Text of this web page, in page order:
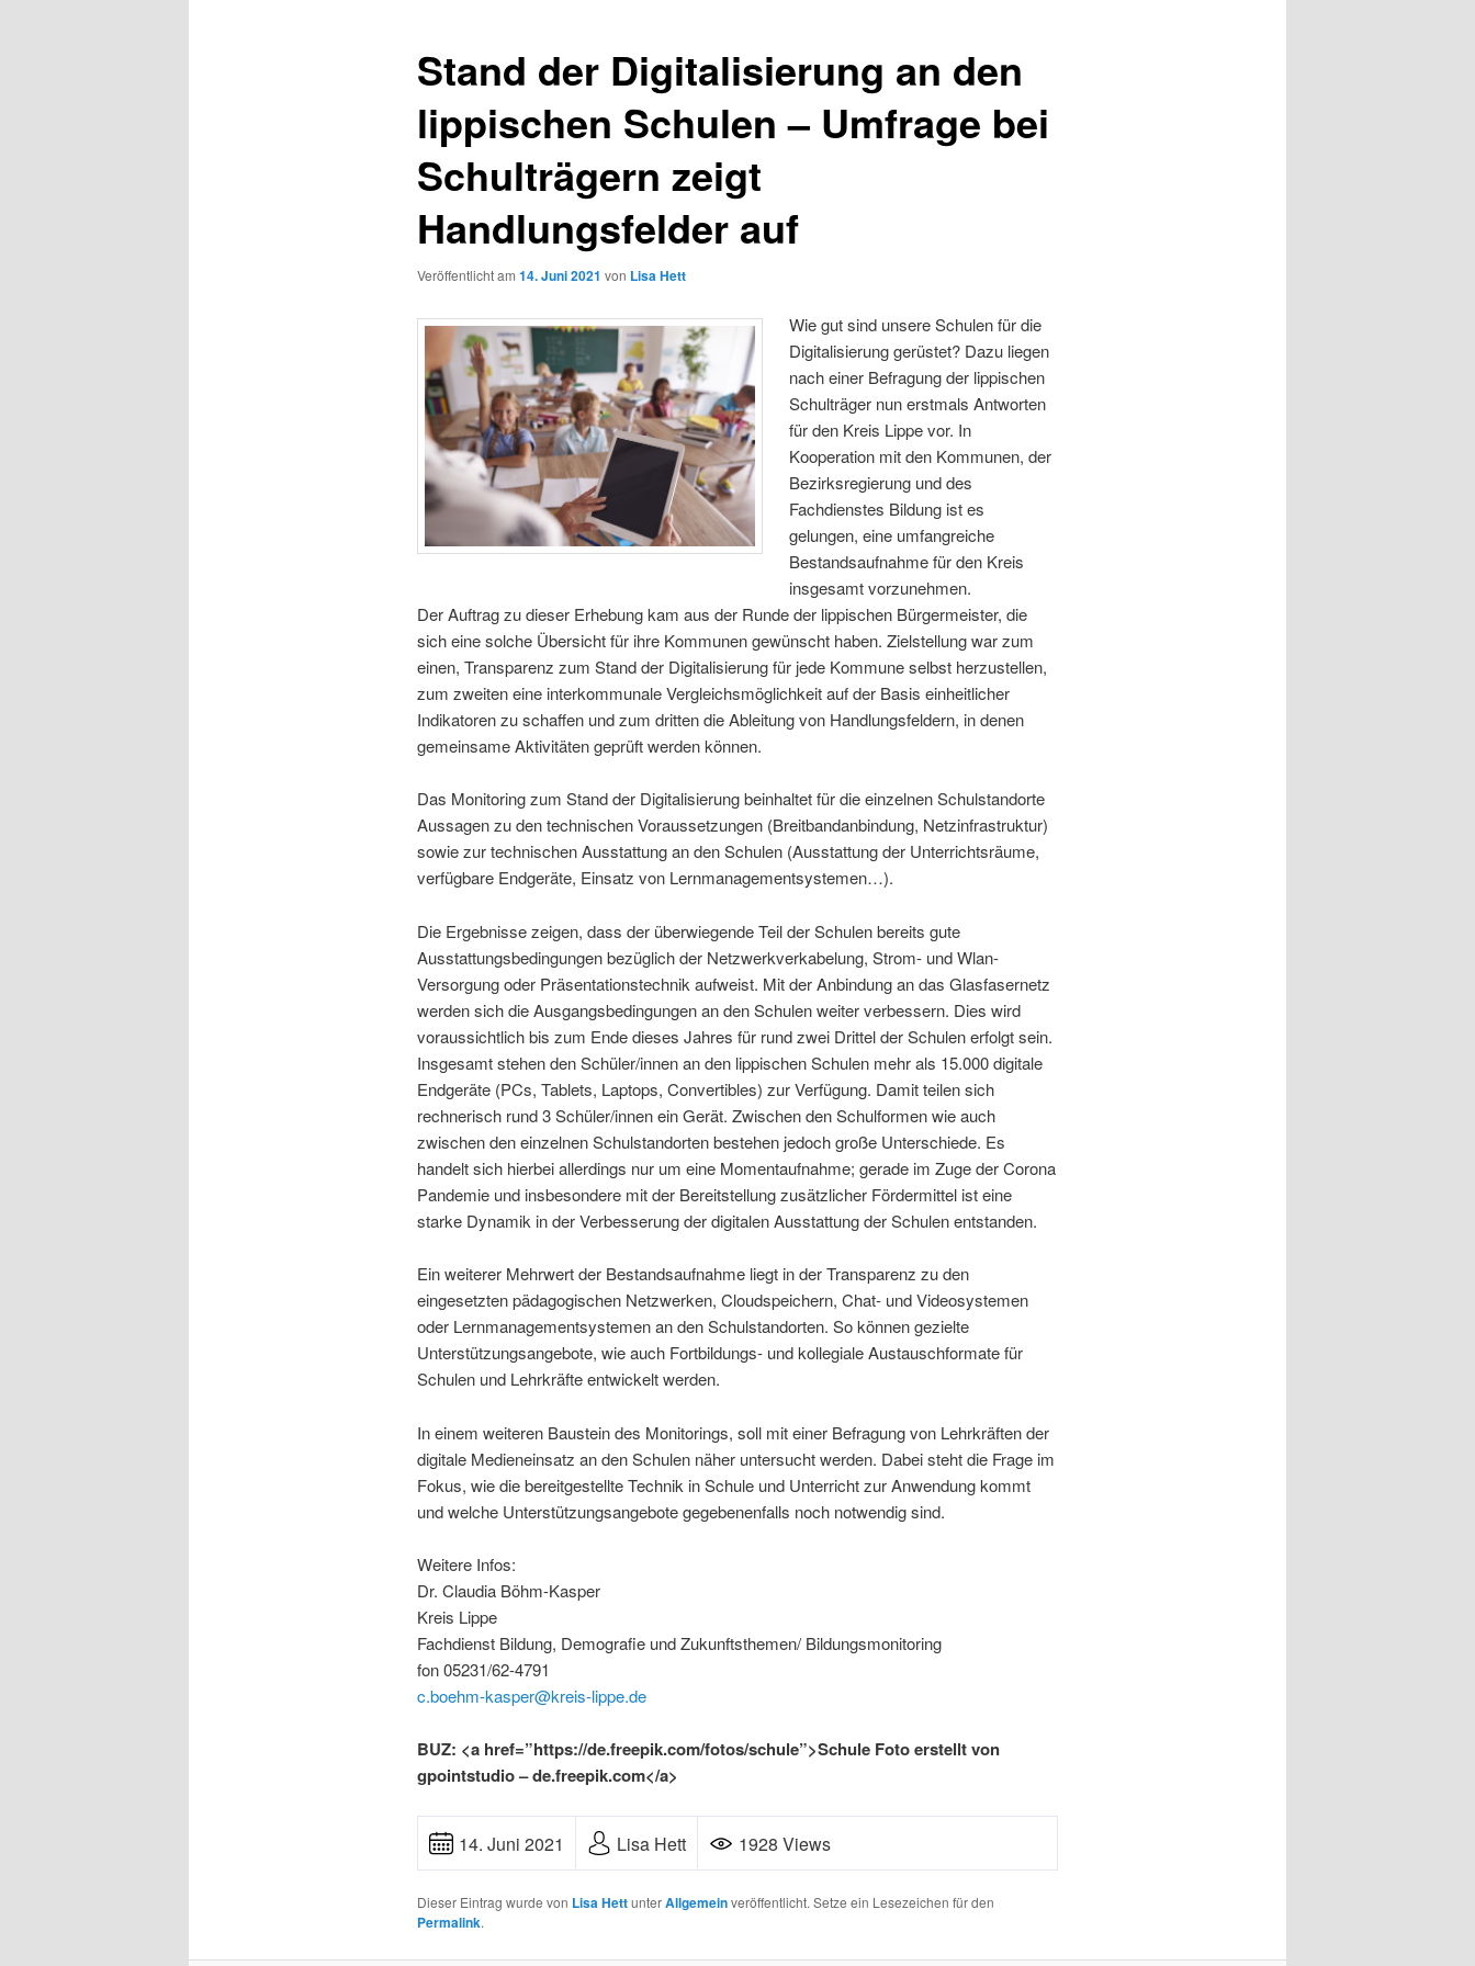
Stand der Digitalisierung an den
lippischen Schulen – Umfrage bei
Schulträgern zeigt
Handlungsfelder auf
Veröffentlicht am 14. Juni 2021 von Lisa Hett
Wie gut sind unsere Schulen für die
Digitalisierung gerüstet? Dazu liegen
nach einer Befragung der lippischen
Schulträger nun erstmals Antworten
für den Kreis Lippe vor. In
Kooperation mit den Kommunen, der
Bezirksregierung und des
Fachdienstes Bildung ist es
gelungen, eine umfangreiche
Bestandsaufnahme für den Kreis
insgesamt vorzunehmen.
Der Auftrag zu dieser Erhebung kam aus der Runde der lippischen Bürgermeister, die
sich eine solche Übersicht für ihre Kommunen gewünscht haben. Zielstellung war zum
einen, Transparenz zum Stand der Digitalisierung für jede Kommune selbst herzustellen,
zum zweiten eine interkommunale Vergleichsmöglichkeit auf der Basis einheitlicher
Indikatoren zu schaffen und zum dritten die Ableitung von Handlungsfeldern, in denen
gemeinsame Aktivitäten geprüft werden können.
Das Monitoring zum Stand der Digitalisierung beinhaltet für die einzelnen Schulstandorte
Aussagen zu den technischen Voraussetzungen (Breitbandanbindung, Netzinfrastruktur)
sowie zur technischen Ausstattung an den Schulen (Ausstattung der Unterrichtsräume,
verfügbare Endgeräte, Einsatz von Lernmanagementsystemen…).
Die Ergebnisse zeigen, dass der überwiegende Teil der Schulen bereits gute
Ausstattungsbedingungen bezüglich der Netzwerkverkabelung, Strom- und Wlan-
Versorgung oder Präsentationstechnik aufweist. Mit der Anbindung an das Glasfasernetz
werden sich die Ausgangsbedingungen an den Schulen weiter verbessern. Dies wird
voraussichtlich bis zum Ende dieses Jahres für rund zwei Drittel der Schulen erfolgt sein.
Insgesamt stehen den Schüler/innen an den lippischen Schulen mehr als 15.000 digitale
Endgeräte (PCs, Tablets, Laptops, Convertibles) zur Verfügung. Damit teilen sich
rechnerisch rund 3 Schüler/innen ein Gerät. Zwischen den Schulformen wie auch
zwischen den einzelnen Schulstandorten bestehen jedoch große Unterschiede. Es
handelt sich hierbei allerdings nur um eine Momentaufnahme; gerade im Zuge der Corona
Pandemie und insbesondere mit der Bereitstellung zusätzlicher Fördermittel ist eine
starke Dynamik in der Verbesserung der digitalen Ausstattung der Schulen entstanden.
Ein weiterer Mehrwert der Bestandsaufnahme liegt in der Transparenz zu den
eingesetzten pädagogischen Netzwerken, Cloudspeichern, Chat- und Videosystemen
oder Lernmanagementsystemen an den Schulstandorten. So können gezielte
Unterstützungsangebote, wie auch Fortbildungs- und kollegiale Austauschformate für
Schulen und Lehrkräfte entwickelt werden.
In einem weiteren Baustein des Monitorings, soll mit einer Befragung von Lehrkräften der
digitale Medieneinsatz an den Schulen näher untersucht werden. Dabei steht die Frage im
Fokus, wie die bereitgestellte Technik in Schule und Unterricht zur Anwendung kommt
und welche Unterstützungsangebote gegebenenfalls noch notwendig sind.
Weitere Infos:
Dr. Claudia Böhm-Kasper
Kreis Lippe
Fachdienst Bildung, Demografie und Zukunftsthemen/ Bildungsmonitoring
fon 05231/62-4791
c.boehm-kasper@kreis-lippe.de
BUZ: <a href=”https://de.freepik.com/fotos/schule”>Schule Foto erstellt von
gpointstudio – de.freepik.com</a>
14. Juni 2021 Lisa Hett 1928 Views
Dieser Eintrag wurde von Lisa HettunterAllgemeinveröffentlicht. Setze ein Lesezeichen für den
Permalink.